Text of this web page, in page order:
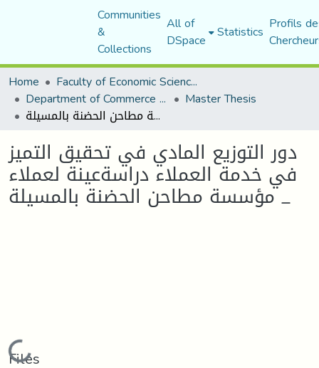
Communities
&
Collections
All of
DSpace Statistics Profils
Home
Faculty of Economic Sciences, Commerce and Management Sciences
Department of Commerce Science Master Thesis
دور التوزيع المادي في تحقيق التميز في خدمة العملاء دراسةعينة لعملاء مؤسسة مطاحن الحضنة بالمسيلة _
دور التوزيع المادي في تحقيق التميز
في خدمة العملاء دراسةعينة لعملاء
مؤسسة مطاحن الحضنة بالمسيلة _
Loading...
Files